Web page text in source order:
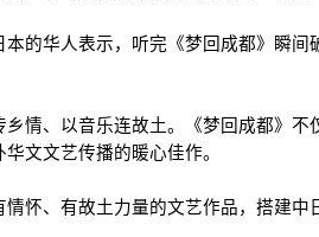
的华人表示，听完《梦回成都》瞬
情、以音乐连故土。《梦回成都》
文文艺传播的暖心佳作。
怀、有故土力量的文艺作品，搭建